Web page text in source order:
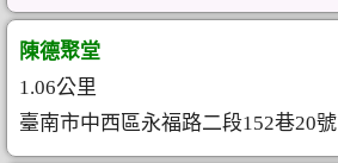
陳德聚堂
1.06公里
臺南市中西區永福路二段152巷20號